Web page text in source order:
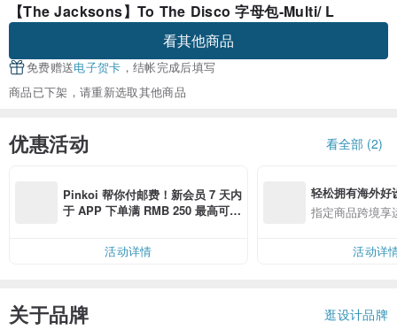
【The Jacksons】To The Disco 字母包-Multi/ L
看其他商品
免费赠送电子贺卡 ，结帐完成后填写
商品已下架，请重新选取其他商品
优惠活动 看全部 (2)
Pinkoi 帮你付邮费！新会员 7 天内
于 APP 下单满 RMB 250 最高可折
活动详情
轻松拥有海外好
指定商品跨境享
活动详
关于品牌 逛设计品牌